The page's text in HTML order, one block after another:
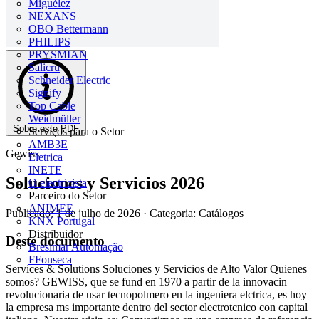
Miguélez
NEXANS
OBO Bettermann
PHILIPS
PRYSMIAN
Salicru
Schneider Electric
Signify
Top Cable
Weidmüller
Serviços para o Setor
AMB3E
Eletrica
INETE
O electricista
Parceiro do Setor
ANIMEE
KNX Portugal
Distribuidor
Bresimar Automação
FFonseca
Sobre este PDF
Gewiss
Soluciones y Servicios 2026
Publicado: 1 de julho de 2026 · Categoria: Catálogos
Deste documento
Services & Solutions Soluciones y Servicios de Alto Valor Quienes
somos? GEWISS, que se fund en 1970 a partir de la innovacin
revolucionaria de usar tecnopolmero en la ingeniera elctrica, es hoy
la empresa ms importante dentro del sector electrotcnico con capital